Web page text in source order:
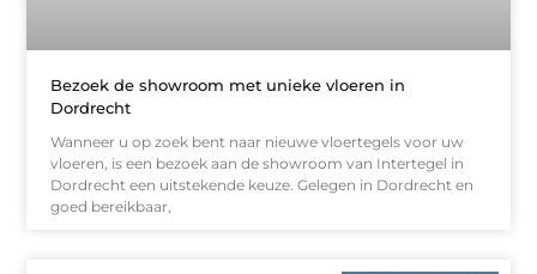
Bezoek de showroom met unieke vloeren in
Dordrecht
Wanneer u op zoek bent naar nieuwe vloertegels voor uw
vloeren, is een bezoek aan de showroom van Intertegel in
Dordrecht een uitstekende keuze. Gelegen in Dordrecht en
goed bereikbaar,